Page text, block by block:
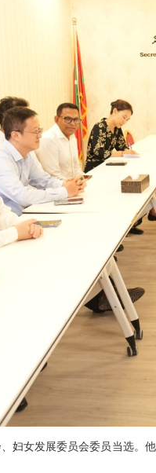
妇女发展委员会委员当选。